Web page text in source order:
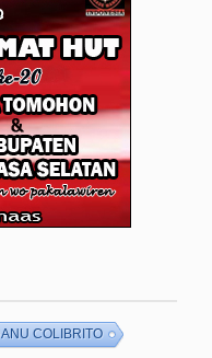
COLIBRITO